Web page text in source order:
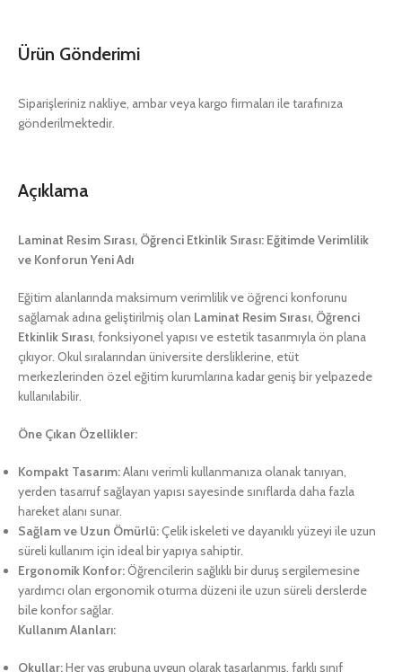
Ürün Gönderimi
Siparişleriniz nakliye, ambar veya kargo firmaları ile tarafınıza
gönderilmektedir.
Açıklama
Laminat Resim Sırası, Öğrenci Etkinlik Sırası: Eğitimde Verimlilik
ve Konforun Yeni Adı
Eğitim alanlarında maksimum verimlilik ve öğrenci konforunu
sağlamak adına geliştirilmiş olan Laminat Resim Sırası, Öğrenci
Etkinlik Sırası, fonksiyonel yapısı ve estetik tasarımıyla ön plana
çıkıyor. Okul sıralarından üniversite dersliklerine, etüt
merkezlerinden özel eğitim kurumlarına kadar geniş bir yelpazede
kullanılabilir.
Öne Çıkan Özellikler:
Kompakt Tasarım:Alanı verimli kullanmanıza olanak tanıyan,
yerden tasarruf sağlayan yapısı sayesinde sınıflarda daha fazla
hareket alanı sunar.
Sağlam ve Uzun Ömürlü:Çelik iskeleti ve dayanıklı yüzeyi ile uzun
süreli kullanım için ideal bir yapıya sahiptir.
Ergonomik Konfor:Öğrencilerin sağlıklı bir duruş sergilemesine
yardımcı olan ergonomik oturma düzeni ile uzun süreli derslerde
bile konfor sağlar.
Kullanım Alanları:
Okullar:Her yaş grubuna uygun olarak tasarlanmış, farklı sınıf